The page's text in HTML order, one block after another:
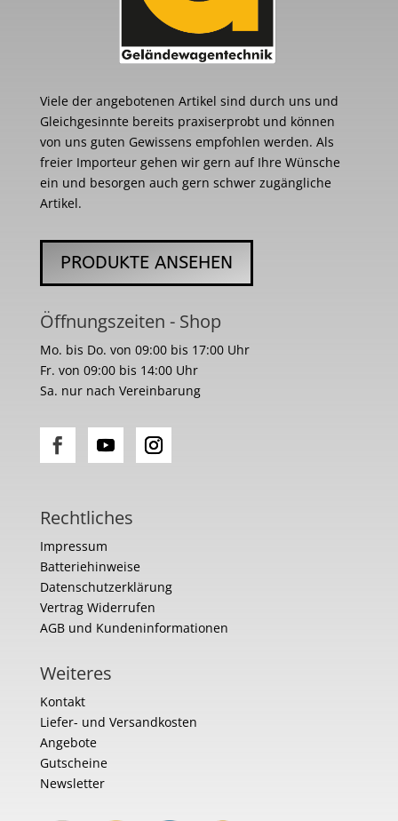
Viele der angebotenen Artikel sind durch uns und
Gleichgesinnte bereits praxiserprobt und können
von uns guten Gewissens empfohlen werden. Als
freier Importeur gehen wir gern auf Ihre Wünsche
ein und besorgen auch gern schwer zugängliche
Artikel.
PRODUKTE ANSEHEN
Öffnungszeiten - Shop
Mo. bis Do. von 09:00 bis 17:00 Uhr
Fr. von 09:00 bis 14:00 Uhr
Sa. nur nach Vereinbarung
Rechtliches
Impressum
Batteriehinweise
Datenschutzerklärung
Vertrag Widerrufen
AGB und Kundeninformationen
Weiteres
Kontakt
Liefer- und Versandkosten
Angebote
Gutscheine
Newsletter